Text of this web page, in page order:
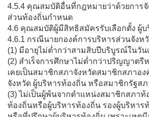
4.5.4 คุณสมบัติอื่นที่กฎหมายว่าด้วยการ
ส่วนท้องถิ่นกำหนด
4.6 คุณสมบัติผู้มีสิทธิสมัครรับเลือกตั้ง ผู้
4.6.1 กรณีนายกองค์การบริหารส่วนจังห
(1) มีอายุไม่ต่ำกว่าสามสิบปีบริบูรณ์ในวัน
(2) สำเร็จการศึกษาไม่ต่ำกว่าปริญญาตรี
เคยเป็นสมาชิกสภาจังหวัดสมาชิกสภาอ
จังหวัด ผู้บริหารท้องถิ่น หรือสมาชิกรัฐสภ
(3) ไม่เป็นผู้พ้นจากตำแหน่งสมาชิกสภา
ท้องถิ่นหรือผู้บริหารท้องถิ่น รองผู้บริหาร